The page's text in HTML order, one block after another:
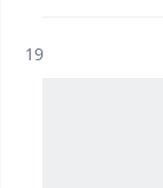
Résultat n°
19